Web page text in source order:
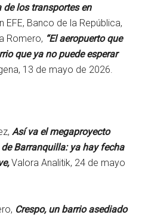
de los transportes en
EFE, Banco de la República,
Romero, “El aeropuerto que
que ya no puede esperar
13 de mayo de 2026.
Así va el megaproyecto
Barranquilla: ya hay fecha
Valora Analitik, 24 de mayo
Crespo, un barrio asediado